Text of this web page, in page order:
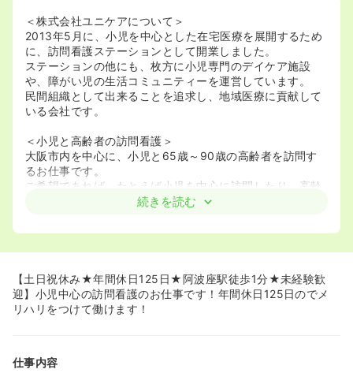
＜株式会社ユニケアについて＞
2013年5月に、小児を中心とした在宅医療を展開するため
に、訪問看護ステーションとして開業しました。
ステーションの他にも、枚方に小児専門のデイケア施設
や、障がい児の生活コミュニティーを運営しています。
民間組織として出来ることを追求し、地域医療に貢献して
いる会社です。
＜小児と高齢者の訪問看護＞
大阪市内を中心に、小児と65歳～90歳の高齢者を訪問す
るお仕事です。
ご希望であれば、たとえば小児を中心に訪問したり、高齢
者メインで看護して頂くことも可能です。
スタッフが同行してくれます。
事務所でも所長をはじめ、専門知識やメンタル面でのフォ
ローがある為、安心して働いて頂けます。
気軽に弊社までお問い合わせ下さい。
＜スタッフ間の情報共有を大切にしている環境＞
続きを読む
【土日祝休み★年間休日125日★阿波座駅徒歩1分★未経験歓
迎】小児中心の訪問看護のお仕事です！年間休日125日のでメ
リハリをつけて働けます！
仕事内容